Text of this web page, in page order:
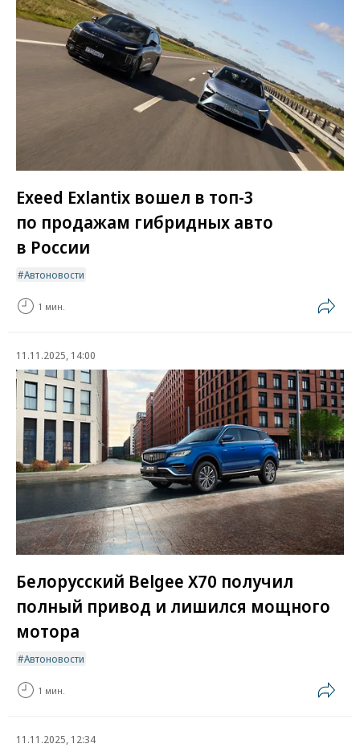
Exeed Exlantix вошел в топ-3
по продажам гибридных авто
в России
Автоновости
1 мин.
11.11.2025, 14:00
Белорусский Belgee X70 получил
полный привод и лишился мощного
мотора
Автоновости
1 мин.
11.11.2025, 12:34